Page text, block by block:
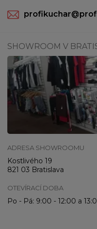
SHOWROOM V
ADRESA SHOWROOMU
Kostlivého 19
821 03 Bratislava
OTEVÍRACÍ DOBA
Po - Pá: 9:00 - 12:00 a